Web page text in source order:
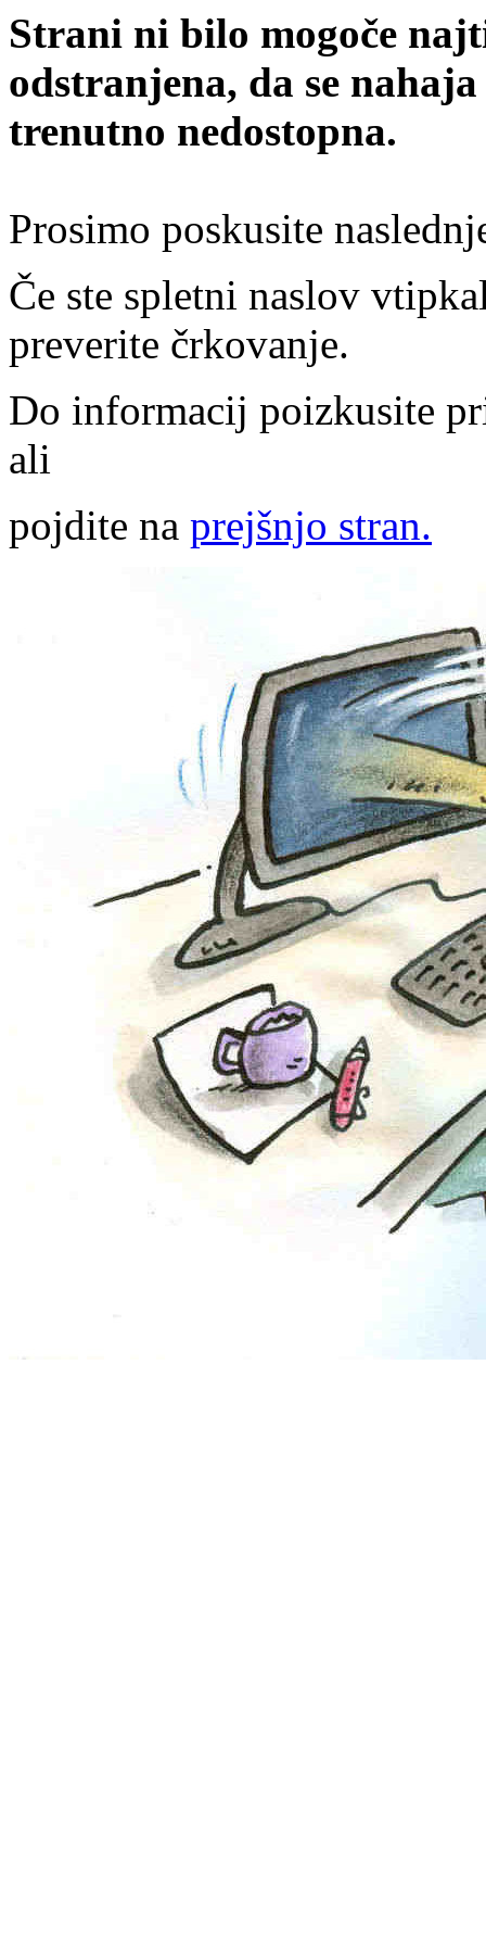
Strani ni bilo mogoče
odstranjena, da se
trenutno nedostopna.
Prosimo poskusite
Če ste spletni naslov
preverite črkovanje.
Do informacij poizkusite
ali
pojdite na prejšnjo stran.